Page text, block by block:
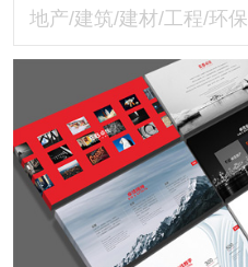
地产/建筑/建材/工程/环保